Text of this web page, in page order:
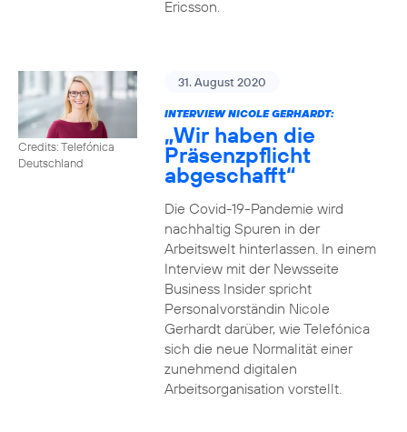
Ericsson.
Credits: Telefónica
Deutschland
31. August 2020
INTERVIEW NICOLE GERHARDT:
„Wir haben die
Präsenzpflicht
abgeschafft“
Die Covid-19-Pandemie wird
nachhaltig Spuren in der
Arbeitswelt hinterlassen. In einem
Interview mit der Newsseite
Business Insider spricht
Personalvorständin Nicole
Gerhardt darüber, wie Telefónica
sich die neue Normalität einer
zunehmend digitalen
Arbeitsorganisation vorstellt.